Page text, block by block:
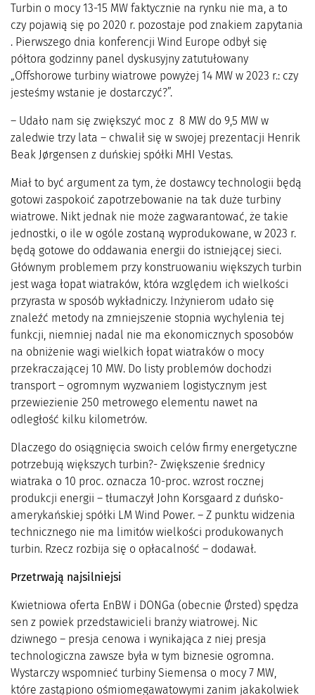
Turbin o mocy 13-15 MW faktycznie na rynku nie ma, a to
czy pojawią się po 2020 r. pozostaje pod znakiem zapytania
. Pierwszego dnia konferencji Wind Europe odbył się
półtora godzinny panel dyskusyjny zatutułowany
„Offshorowe turbiny wiatrowe powyżej 14 MW w 2023 r.: czy
jesteśmy wstanie je dostarczyć?”.
– Udało nam się zwiększyć moc z 8 MW do 9,5 MW w
zaledwie trzy lata – chwalił się w swojej prezentacji Henrik
Beak Jørgensen z duńskiej spółki MHI Vestas.
Miał to być argument za tym, że dostawcy technologii będą
gotowi zaspokoić zapotrzebowanie na tak duże turbiny
wiatrowe. Nikt jednak nie może zagwarantować, że takie
jednostki, o ile w ogóle zostaną wyprodukowane, w 2023 r.
będą gotowe do oddawania energii do istniejącej sieci.
Głównym problemem przy konstruowaniu większych turbin
jest waga łopat wiatraków, która względem ich wielkości
przyrasta w sposób wykładniczy. Inżynierom udało się
znaleźć metody na zmniejszenie stopnia wychylenia tej
funkcji, niemniej nadal nie ma ekonomicznych sposobów
na obniżenie wagi wielkich łopat wiatraków o mocy
przekraczającej 10 MW. Do listy problemów dochodzi
transport – ogromnym wyzwaniem logistycznym jest
przewiezienie 250 metrowego elementu nawet na
odległość kilku kilometrów.
Dlaczego do osiągnięcia swoich celów firmy energetyczne
potrzebują większych turbin?- Zwiększenie średnicy
wiatraka o 10 proc. oznacza 10-proc. wzrost rocznej
produkcji energii – tłumaczył John Korsgaard z duńsko-
amerykańskiej spółki LM Wind Power. – Z punktu widzenia
technicznego nie ma limitów wielkości produkowanych
turbin. Rzecz rozbija się o opłacalność – dodawał.
Przetrwają najsilniejsi
Kwietniowa oferta EnBW i DONGa (obecnie Ørsted) spędza
sen z powiek przedstawicieli branży wiatrowej. Nic
dziwnego – presja cenowa i wynikająca z niej presja
technologiczna zawsze była w tym biznesie ogromna.
Wystarczy wspomnieć turbiny Siemensa o mocy 7 MW,
które zastąpiono ośmiomegawatowymi zanim jakakolwiek